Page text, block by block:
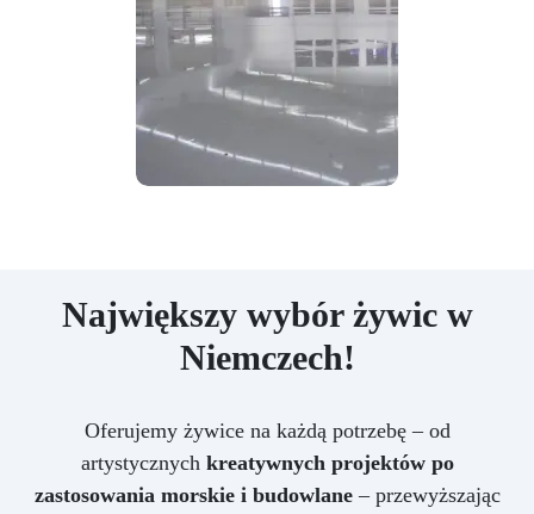
Największy wybór żywic w
Niemczech!
Oferujemy żywice na każdą potrzebę – od
artystycznych kreatywnych projektów po
zastosowania morskie i budowlane– przewyższając